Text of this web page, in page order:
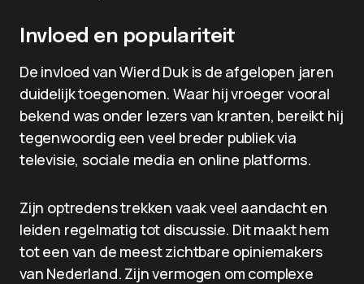
Invloed en populariteit
De invloed van Wierd Duk is de afgelopen jaren
duidelijk toegenomen. Waar hij vroeger vooral
bekend was onder lezers van kranten, bereikt hij
tegenwoordig een veel breder publiek via
televisie, sociale media en online platforms.
Zijn optredens trekken vaak veel aandacht en
leiden regelmatig tot discussie. Dit maakt hem
tot een van de meest zichtbare opiniemakers
van Nederland. Zijn vermogen om complexe